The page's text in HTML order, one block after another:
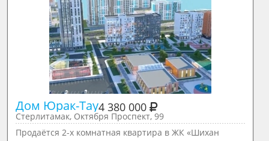
Дом Юрак-Тау4 380 000
Стерлитамак, Октября Проспект, 99
Продаётся 2-х комнатная квартира в ЖК «Шихан